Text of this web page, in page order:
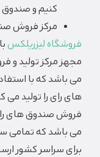
کنیم و صندوق
مرکز فروش
فروشگاه لیزرپلکس
مجهز مرکز تولید و
می باشد که با
های رای را تولید می
فروش صندوق های رای
می باشد که تمامی
برای سراسر کشور